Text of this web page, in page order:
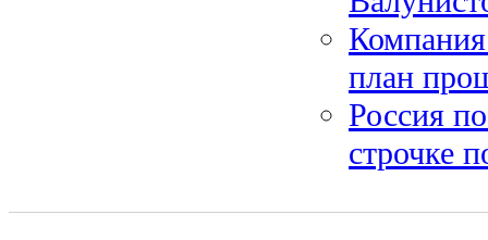
план
Россия
строчке